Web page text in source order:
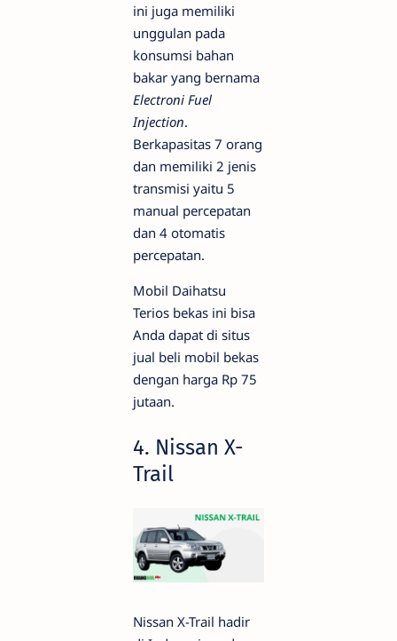
ini juga memiliki
unggulan pada
konsumsi bahan
bakar yang bernama
Electroni Fuel
Injection.
Berkapasitas 7 orang
dan memiliki 2 jenis
transmisi yaitu 5
manual percepatan
dan 4 otomatis
percepatan.
Mobil Daihatsu
Terios bekas ini bisa
Anda dapat di situs
jual beli mobil bekas
dengan harga Rp 75
jutaan.
4. Nissan X-
Trail
Nissan X-Trail hadir